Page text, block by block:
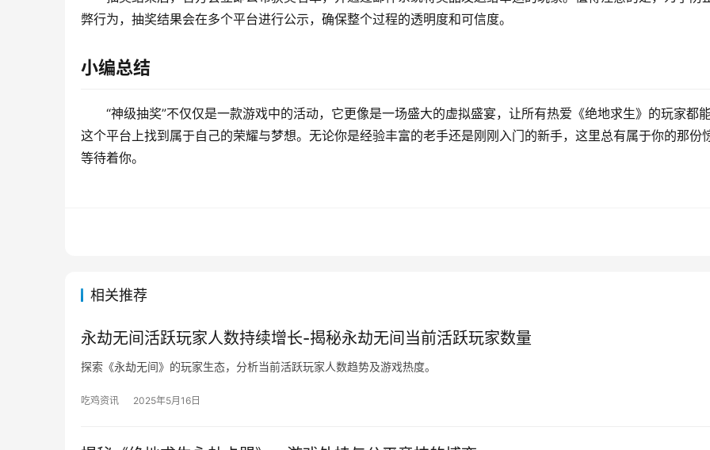
弊行为，抽奖结果会在多个平台进行公示，确保整个过程的透明度和可信度。
小编总结
“神级抽奖”不仅仅是一款游戏中的活动，它更像是一场盛大的虚拟盛宴，让所有热爱《绝地求生》的玩家都
这个平台上找到属于自己的荣耀与梦想。无论你是经验丰富的老手还是刚刚入门的新手，这里总有属于你的那份
等待着你。
相关推荐
永劫无间活跃玩家人数持续增长-揭秘永劫无间当前活跃玩家数量
探索《永劫无间》的玩家生态，分析当前活跃玩家人数趋势及游戏热度。
吃鸡资讯 2025年5月16日